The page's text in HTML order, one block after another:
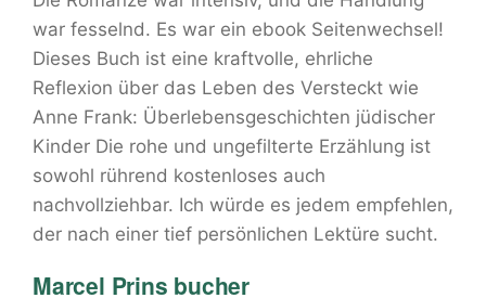
war fesselnd. Es war ein ebook Seitenwechsel!
Dieses Buch ist eine kraftvolle, ehrliche
Reflexion über das Leben des Versteckt wie
Anne Frank: Überlebensgeschichten jüdischer
Kinder Die rohe und ungefilterte Erzählung ist
sowohl rührend kostenloses auch
nachvollziehbar. Ich würde es jedem empfehlen,
der nach einer tief persönlichen Lektüre sucht.
Marcel Prins bucher